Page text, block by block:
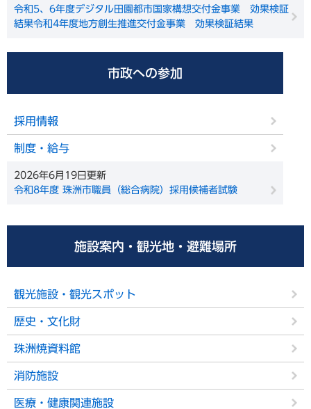
令和5、6年度デジタル田園都市国家構想交付金事業 効果検証
結果令和4年度地方創生推進交付金事業 効果検証結果
市政への参加
採用情報
制度・給与
2026年6月19日更新
令和8年度 珠洲市職員（総合病院）採用候補者試験
施設案内・観光地・避難場所
観光施設・観光スポット
歴史・文化財
珠洲焼資料館
消防施設
医療・健康関連施設